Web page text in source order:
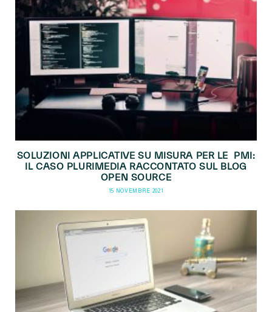
SOLUZIONI APPLICATIVE SU MISURA PER LE PMI:
IL CASO PLURIMEDIA RACCONTATO SUL BLOG
OPEN SOURCE
15 NOVEMBRE 2021